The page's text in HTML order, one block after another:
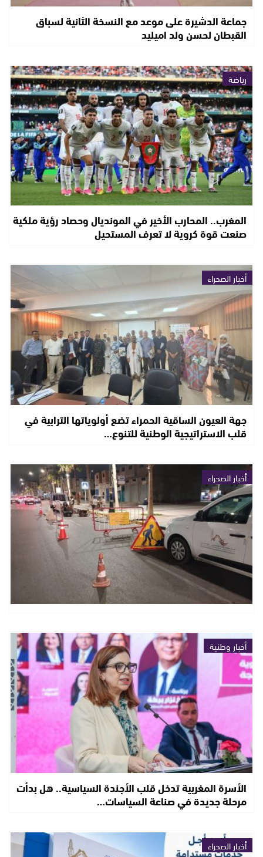
جماعة الدشيرة على موعد مع النسخة الثانية لسباق
القبطان لحسن ولد اميليد
رياضة
المغرب.. المحارب الأخير في المونديال وحصاد رؤية ملكية
صنعت قوة كروية لا تعرف المستحيل
أخبار الصحراء
جهة العيون الساقية الحمراء تضع أولوياتها الترابية في
قلب الاستراتيجية الوطنية للتنوع…
أخبار الصحراء
أخبار وطنية
الأسرة المغربية تدخل قلب الأجندة السياسية.. هل بدأت
مرحلة جديدة في صناعة السياسات…
أخبار الصحراء